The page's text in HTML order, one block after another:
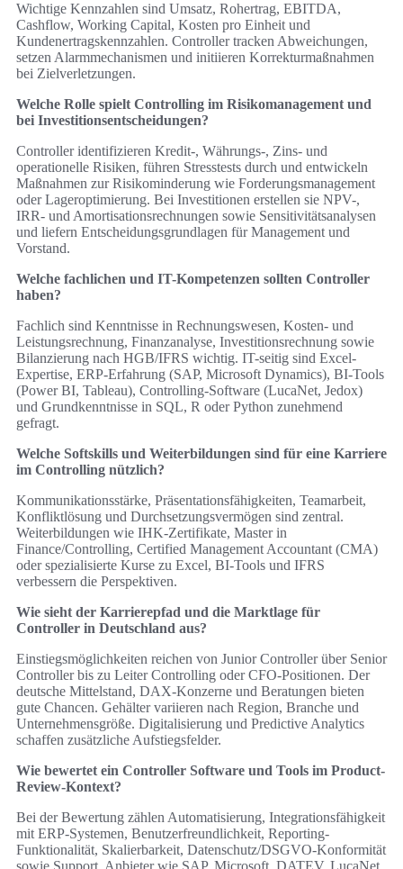
Wichtige Kennzahlen sind Umsatz, Rohertrag, EBITDA,
Cashflow, Working Capital, Kosten pro Einheit und
Kundenertragskennzahlen. Controller tracken Abweichungen,
setzen Alarmmechanismen und initiieren Korrekturmaßnahmen
bei Zielverletzungen.
Welche Rolle spielt Controlling im Risikomanagement und
bei Investitionsentscheidungen?
Controller identifizieren Kredit-, Währungs-, Zins- und
operationelle Risiken, führen Stresstests durch und entwickeln
Maßnahmen zur Risikominderung wie Forderungsmanagement
oder Lageroptimierung. Bei Investitionen erstellen sie NPV-,
IRR- und Amortisationsrechnungen sowie Sensitivitätsanalysen
und liefern Entscheidungsgrundlagen für Management und
Vorstand.
Welche fachlichen und IT-Kompetenzen sollten Controller
haben?
Fachlich sind Kenntnisse in Rechnungswesen, Kosten- und
Leistungsrechnung, Finanzanalyse, Investitionsrechnung sowie
Bilanzierung nach HGB/IFRS wichtig. IT-seitig sind Excel-
Expertise, ERP-Erfahrung (SAP, Microsoft Dynamics), BI-Tools
(Power BI, Tableau), Controlling-Software (LucaNet, Jedox)
und Grundkenntnisse in SQL, R oder Python zunehmend
gefragt.
Welche Softskills und Weiterbildungen sind für eine Karriere
im Controlling nützlich?
Kommunikationsstärke, Präsentationsfähigkeiten, Teamarbeit,
Konfliktlösung und Durchsetzungsvermögen sind zentral.
Weiterbildungen wie IHK-Zertifikate, Master in
Finance/Controlling, Certified Management Accountant (CMA)
oder spezialisierte Kurse zu Excel, BI-Tools und IFRS
verbessern die Perspektiven.
Wie sieht der Karrierepfad und die Marktlage für
Controller in Deutschland aus?
Einstiegsmöglichkeiten reichen von Junior Controller über Senior
Controller bis zu Leiter Controlling oder CFO-Positionen. Der
deutsche Mittelstand, DAX-Konzerne und Beratungen bieten
gute Chancen. Gehälter variieren nach Region, Branche und
Unternehmensgröße. Digitalisierung und Predictive Analytics
schaffen zusätzliche Aufstiegsfelder.
Wie bewertet ein Controller Software und Tools im Product-
Review-Kontext?
Bei der Bewertung zählen Automatisierung, Integrationsfähigkeit
mit ERP-Systemen, Benutzerfreundlichkeit, Reporting-
Funktionalität, Skalierbarkeit, Datenschutz/DSGVO-Konformität